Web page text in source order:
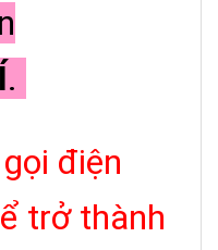
.
điện
trở thành